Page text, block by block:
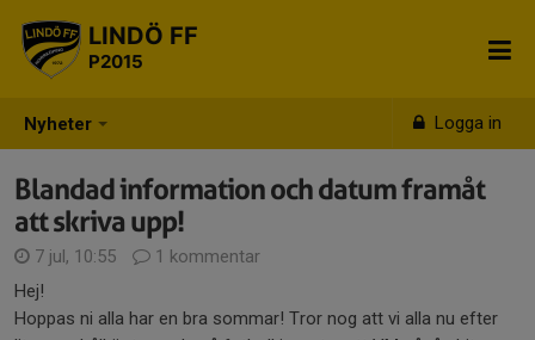
Nyheter Logga in
LINDÖ FF
P2015
Blandad information och datum framåt
att skriva upp!
7 jul, 10:55
1 kommentar
Hej!
Hoppas ni alla har en bra sommar! Tror nog att vi alla nu efter